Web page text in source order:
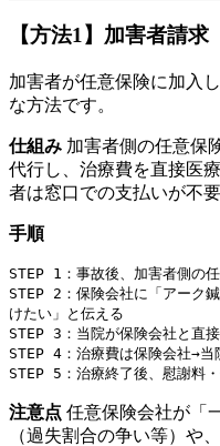
【方法1】加害者請求
加害者が任意保険に加入
な方法です。
仕組み 加害者側の任意保
代行し、治療費を直接医
者は窓口での支払いが不
手順
STEP 1：事故後、加害者側の
STEP 2：保険会社に「アーク
けたい」と伝える
STEP 3：当院が保険会社と直
STEP 4：治療費は保険会社→当
注意点 任意保険会社が「
（過失割合の争い等）や